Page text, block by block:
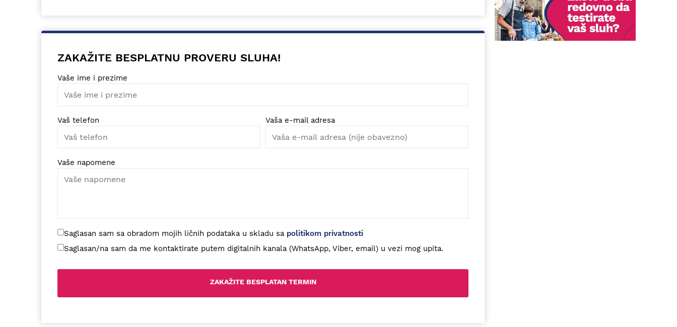
ZAKAŽITE BESPLATNU PROVERU SLUHA!
Vaše ime i prezime
Vaš telefon Vaša e-mail adresa
Vaše napomene
Saglasan sam sa obradom mojih ličnih podataka u skladu sa politikom privatnosti
Saglasan/na sam da me kontaktirate putem digitalnih kanala (WhatsApp, Viber, email) u vezi mog upita.